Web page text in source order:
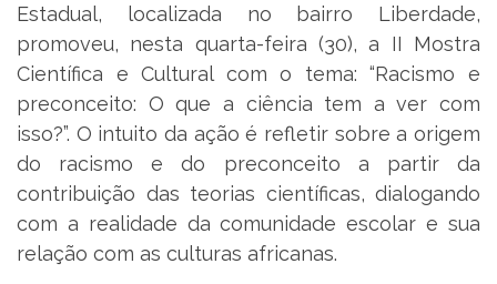
Estadual, localizada no bairro Liberdade,
promoveu, nesta quarta-feira (30), a II Mostra
Científica e Cultural com o tema: “Racismo e
preconceito: O que a ciência tem a ver com
isso?”. O intuito da ação é refletir sobre a origem
do racismo e do preconceito a partir da
contribuição das teorias científicas, dialogando
com a realidade da comunidade escolar e sua
relação com as culturas africanas.